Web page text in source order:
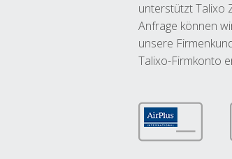
unterstützt Talixo
Anfrage können
unsere
Talixo-Firmkonto